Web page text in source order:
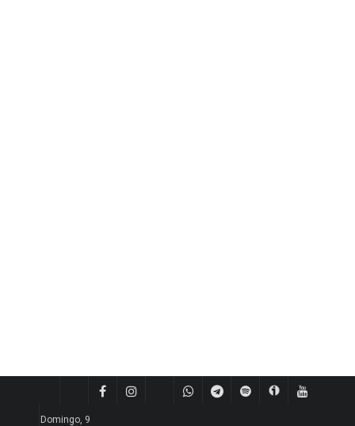
Domingo, 9